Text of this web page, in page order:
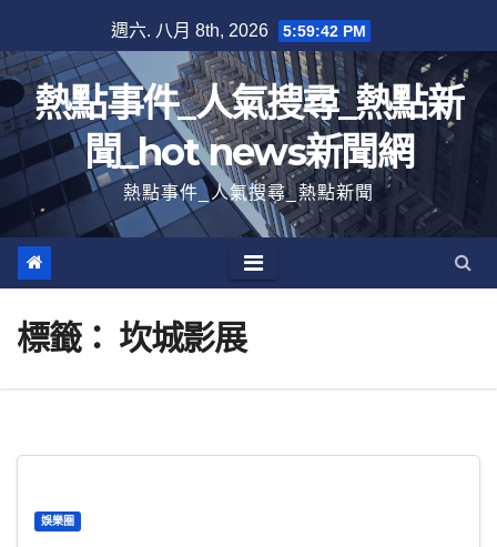
至
內
容
週六. 八月 8th, 2026 5:59:43 PM
熱點事件_人氣搜尋_熱點新
聞_hot news新聞網
熱點事件_人氣搜尋_熱點新聞
標籤： 坎城影展
娛樂圈